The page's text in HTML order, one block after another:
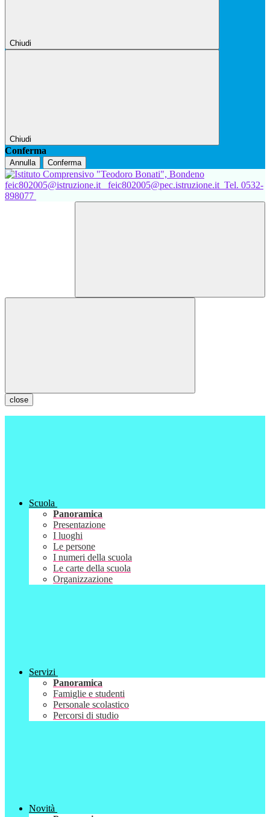
Chiudi
Chiudi
Conferma
Annulla Conferma
feic802005@istruzione.it feic802005@pec.istruzione.it Tel. 0532-
898077
close
Scuola
Panoramica
Presentazione
I luoghi
Le persone
I numeri della scuola
Le carte della scuola
Organizzazione
Servizi
Panoramica
Famiglie e studenti
Personale scolastico
Percorsi di studio
Novità